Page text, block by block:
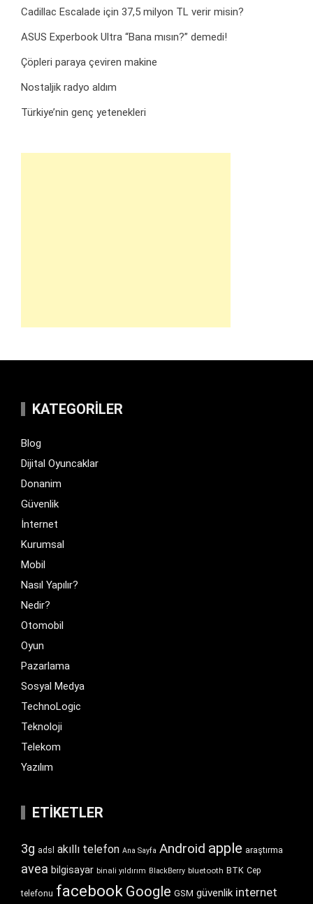
Cadillac Escalade için 37,5 milyon TL verir misin?
ASUS Experbook Ultra “Bana mısın?” demedi!
Çöpleri paraya çeviren makine
Nostaljik radyo aldım
Türkiye’nin genç yetenekleri
KATEGORILER
Blog
Dijital Oyuncaklar
Donanim
Güvenlik
İnternet
Kurumsal
Mobil
Nasıl Yapılır?
Nedir?
Otomobil
Oyun
Pazarlama
Sosyal Medya
TechnoLogic
Teknoloji
Telekom
Yazılım
ETIKETLER
3g adsl akıllı telefon Ana Sayfa Android apple araştırma
avea bilgisayar binali yıldırım BlackBerry bluetooth BTK Cep
telefonu facebook Google GSM güvenlik internet